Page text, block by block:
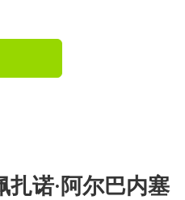
扎诺·阿尔巴内塞